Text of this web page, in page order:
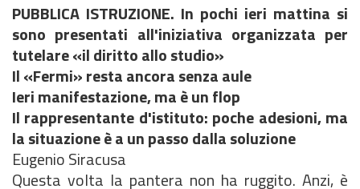
PUBBLICA ISTRUZIONE. In pochi ieri mattina si
sono presentati all'iniziativa organizzata per
tutelare «il diritto allo studio»
Il «Fermi» resta ancora senza aule
Ieri manifestazione, ma è un flop
Il rappresentante d'istituto: poche adesioni, ma
la situazione è a un passo dalla soluzione
Eugenio Siracusa
Questa volta la pantera non ha ruggito. Anzi, è